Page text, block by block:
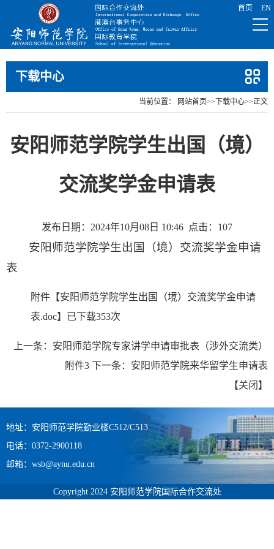
下载中心
当前位置： 网站首页>> 下载中心>>正文
安阳师范学院学生出国（境）
交流奖学金申请表
发布日期：2024年10月08日 10:46 点击： 107
安阳师范学院学生出国（境）交流奖学金申请
表
附件【安阳师范学院学生出国（境）交流奖学金申请
表.doc】已下载353次
上一条： 安阳师范学院专家讲学申请审批表（涉外交流类）
附件3 下一条： 安阳师范学院来华留学生申请表
【关闭 】
地址：安阳师范学院勤业楼C512/C513
电话：0372-2900118
邮箱：wsb@aynu.edu.cn
Copyright 2024 安阳师范学院国际合作交流处